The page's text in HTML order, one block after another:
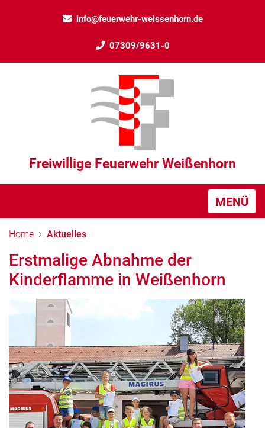
info@feuerwehr-weissenhorn.de
07309/9631-0
Freiwillige Feuerwehr Weißenhorn
MENÜ
Home Aktuelles
Erstmalige Abnahme der
Kinderflamme in Weißenhorn